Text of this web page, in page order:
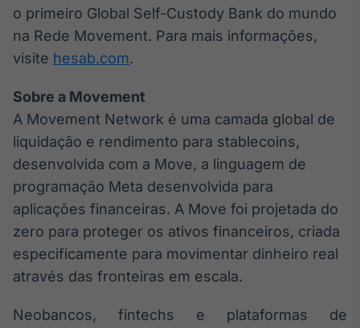
o primeiro Global Self-Custody Bank do mundo
na Rede Movement. Para mais informações,
visite hesab.com.
Sobre a Movement
A Movement Network é uma camada global de
liquidação e rendimento para stablecoins,
desenvolvida com a Move, a linguagem de
programação Meta desenvolvida para
aplicações financeiras. A Move foi projetada do
zero para proteger os ativos financeiros, criada
especificamente para movimentar dinheiro real
através das fronteiras em escala.
Neobancos, fintechs e plataformas de